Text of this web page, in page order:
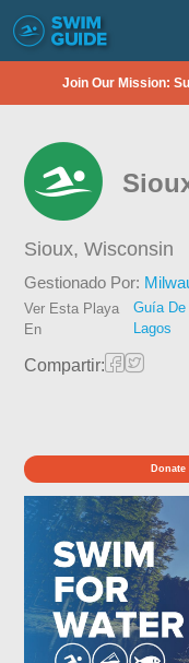
Join Our Mission:
Sioux,Wisconsin
Gestionado Por:
Ver Esta Playa
En
Guía De
Lagos
Compartir: